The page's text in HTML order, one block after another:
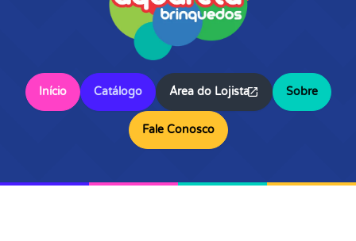
Início Catálogo Área do Lojista Sobre
Fale Conosco